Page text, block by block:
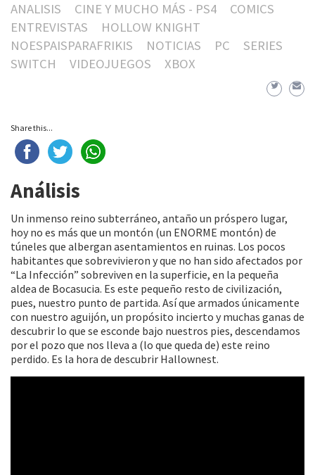
ANALISIS
CINE Y MUCHO MÁS - PS4
COMICS
ENTREVISTAS
HOLLOW KNIGHT
NOESPAISPARAFRIKIS
NOTICIAS PC
SERIES
SWITCH
VIDEOJUEGOS XBOX
Share this...
Análisis
Un inmenso reino subterráneo, antaño un próspero lugar,
hoy no es más que un montón (un ENORME montón) de
túneles que albergan asentamientos en ruinas. Los pocos
habitantes que sobrevivieron y que no han sido afectados por
“La Infección” sobreviven en la superficie, en la pequeña
aldea de Bocasucia. Es este pequeño resto de civilización,
pues, nuestro punto de partida. Así que armados únicamente
con nuestro aguijón, un propósito incierto y muchas ganas de
descubrir lo que se esconde bajo nuestros pies, descendamos
por el pozo que nos lleva a (lo que queda de) este reino
perdido. Es la hora de descubrir Hallownest.